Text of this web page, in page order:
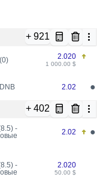
+ 921
2.020
1 000.00 $
2.02 ●
+ 402
-
2.02 ●
-
2.020
50.00 $